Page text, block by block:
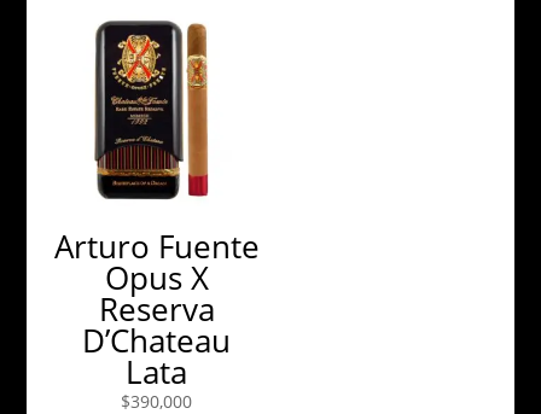
Arturo Fuente
Opus X
Reserva
D’Chateau
Lata
$390,000